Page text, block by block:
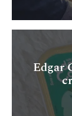
Edgar